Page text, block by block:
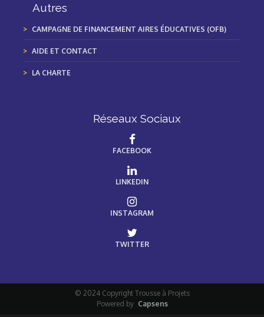
Autres
CAMPAGNE DE FINANCEMENT AIRES ÉDUCATIVES (OFB)
AIDE ET CONTACT
LA CHARTE
Réseaux Sociaux
FACEBOOK
LINKEDIN
INSTAGRAM
TWITTER
© 2024 Copyright Trousse à Projets
Powered by Capsens